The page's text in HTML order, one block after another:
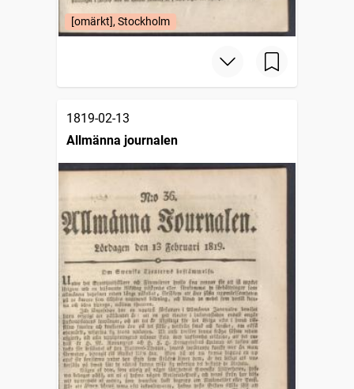
[omärkt], Stockholm
1819-02-13
Allmänna journalen